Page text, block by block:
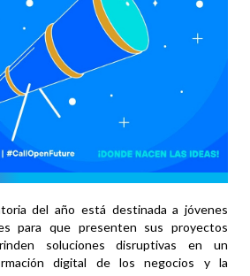
del año está destinada a jóvenes
para que presenten sus proyectos
soluciones disruptivas en un
digital de los negocios y la